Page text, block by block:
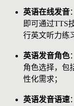
英语在线发音
即可通过TTS
行英文听力练
英语发音角色
角色选择，包
性化需求；
英语发音语速